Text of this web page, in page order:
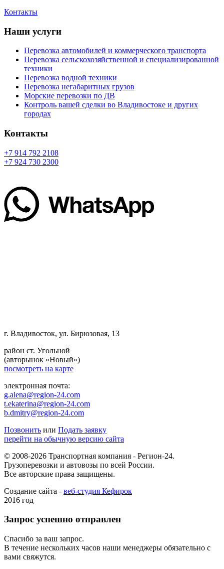
Контакты
Наши услуги
Перевозка автомобилей и коммерческого транспорта
Перевозка сельскохозяйственной и специализированной
техники
Перевозка водной техники
Перевозка негабаритных грузов
Морские перевозки по ДВ
Контроль вашей сделки во Владивостоке и других
городах
Контакты
+7 914 792 2108
+7 924 730 2300
г. Владивосток, ул. Бирюзовая, 13
район ст. Угольной
(авторынок «Новый»)
посмотреть на карте
электронная почта:
g.alena@region-24.com
t.ekaterina@region-24.com
b.dmitry@region-24.com
Позвонить или Подать заявку
перейти на обычную версию сайта
© 2008-2026 Транспортная компания - Регион-24.
Грузоперевозки и автовозы по всей России.
Все авторские права защищены.
Создание сайта - веб-студия Кефирок
2016 год
Запрос успешно отправлен
Спасибо за ваш запрос.
В течение нескольких часов наши менеджеры обязательно с
вами свяжутся.